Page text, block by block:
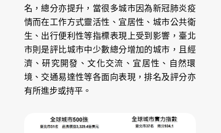
名，總分亦提升，當很多城市因為新冠肺炎疫
情而在工作方式靈活性、宜居性、城市公共衛
生、出行便利性等指標表現上受到影響，臺北
市則是評比城市中少數總分增加的城市，且經
濟、研究開發、文化交流、宜居性、自然環
境、交通易達性等各面向表現，排名及評分亦
有所進步或持平。